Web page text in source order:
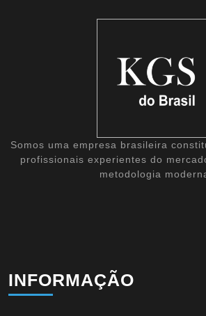
Somos uma empresa brasileira
profissionais experientes do
metodologia
INFORMAÇÃO